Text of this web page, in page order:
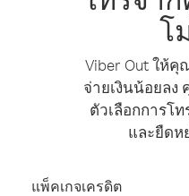
โ
Viber Out ให้
จ่ายเงินน้อยลง
ตัวเลือกการโ
และยืดห
แพ็คเกจเครดิต